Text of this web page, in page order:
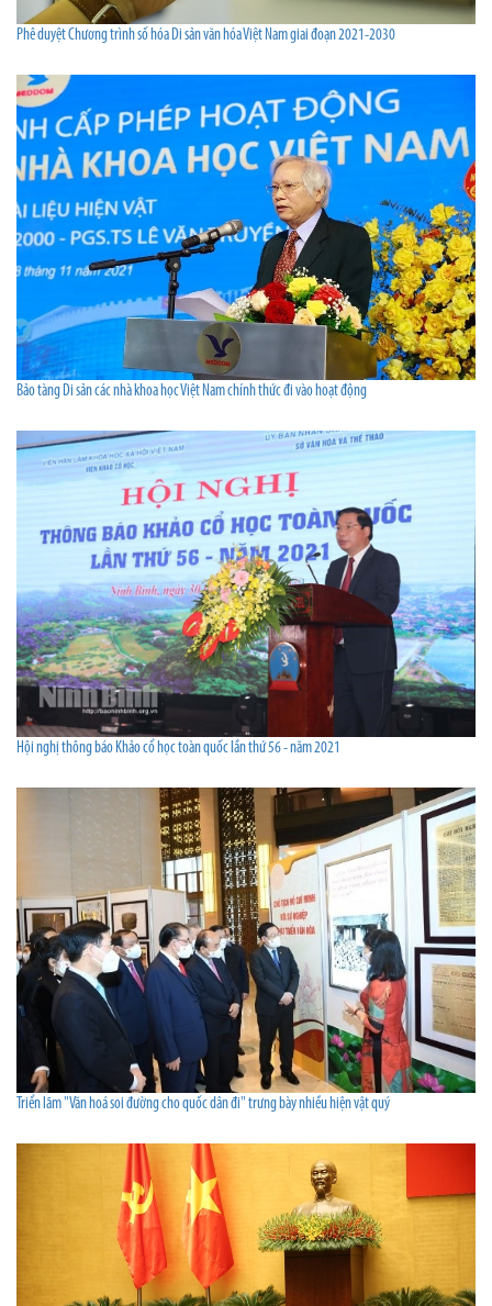
Phê duyệt Chương trình số hóa Di sản văn hóa Việt Nam giai đoạn 2021-2030
Bảo tàng Di sản các nhà khoa học Việt Nam chính thức đi vào hoạt động
Hội nghị thông báo Khảo cổ học toàn quốc lần thứ 56 - năm 2021
Triển lãm "Văn hoá soi đường cho quốc dân đi" trưng bày nhiều hiện vật quý